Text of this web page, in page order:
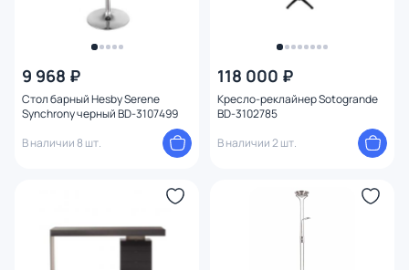
9 968 ₽
Стол барный Hesby Serene
Synchrony черный BD-3107499
В наличии 8 шт.
118 000 ₽
Кресло-реклайнер Sotogrande
BD-3102785
В наличии 2 шт.